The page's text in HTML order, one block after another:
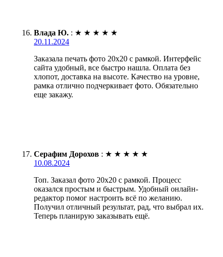
Влада Ю. : ★ ★ ★ ★ ★
20.11.2024
Заказала печать фото 20х20 с рамкой. Интерфейс
сайта удобный, все быстро нашла. Оплата без
хлопот, доставка на высоте. Качество на уровне,
рамка отлично подчеркивает фото. Обязательно
еще закажу.
Серафим Дорохов : ★ ★ ★ ★ ★
10.08.2024
Топ. Заказал фото 20х20 с рамкой. Процесс
оказался простым и быстрым. Удобный онлайн-
редактор помог настроить всё по желанию.
Получил отличный результат, рад, что выбрал их.
Теперь планирую заказывать ещё.